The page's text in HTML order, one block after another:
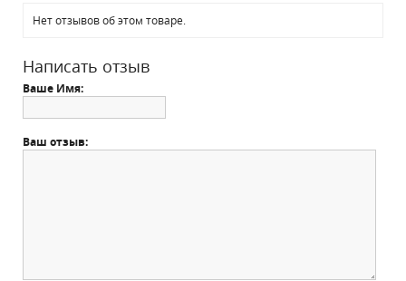
Нет отзывов об этом товаре.
Написать отзыв
Ваше Имя:
Ваш отзыв: